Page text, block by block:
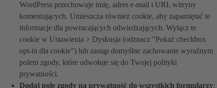
WordPress przechowuje imię, adres e-mail i URL witryny
komentujących. Umieszcza również cookie, aby zapamiętać te
informacje dla powracających odwiedzających. Wyłącz te
cookie w Ustawienia > Dyskusja (odznacz "Pokaż checkbox
opt-in dla cookie") lub zastąp domyślne zachowanie wyraźnym
polem zgody, które odwołuje się do Twojej polityki
prywatności.
Dodaj pole zgody na prywatność do wszystkich formularzy: